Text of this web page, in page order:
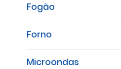
Fogão
Forno
Microondas